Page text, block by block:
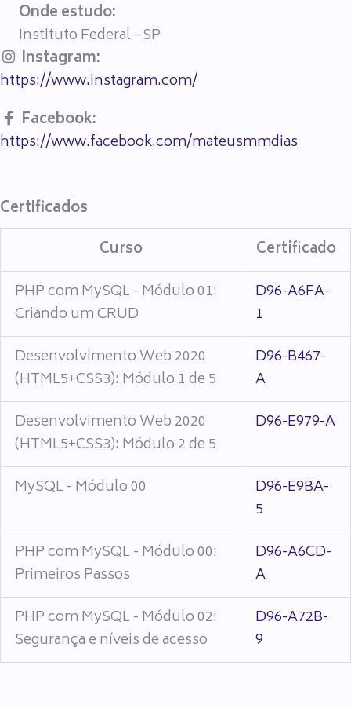
Onde estudo:
Instituto Federal - SP
Instagram:
https://www.instagram.com/
Facebook:
https://www.facebook.com/mateusmmdias
Certificados
Curso
Certificado
PHP com MySQL - Módulo 01:
Criando um CRUD
D96-A6FA-
1
Desenvolvimento Web 2020
(HTML5+CSS3): Módulo 1 de 5
D96-B467-
A
Desenvolvimento Web 2020
(HTML5+CSS3): Módulo 2 de 5
D96-E979-A
MySQL - Módulo 00
D96-E9BA-
5
PHP com MySQL - Módulo 00:
Primeiros Passos
D96-A6CD-
A
PHP com MySQL - Módulo 02:
Segurança e níveis de acesso
D96-A72B-
9